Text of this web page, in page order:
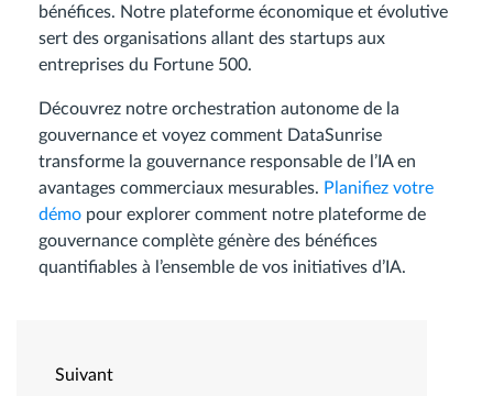
bénéfices. Notre plateforme économique et évolutive
sert des organisations allant des startups aux
entreprises du Fortune 500.
Découvrez notre orchestration autonome de la
gouvernance et voyez comment DataSunrise
transforme la gouvernance responsable de l’IA en
avantages commerciaux mesurables. Planifiez votre
démo pour explorer comment notre plateforme de
gouvernance complète génère des bénéfices
quantifiables à l’ensemble de vos initiatives d’IA.
Suivant